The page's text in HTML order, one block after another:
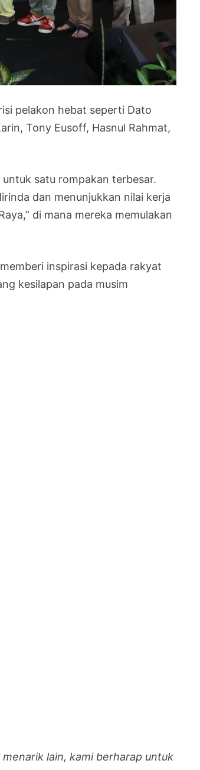
pelakon hebat seperti Dato
Tony Eusoff, Hasnul Rahmat,
satu rompakan terbesar.
dan menunjukkan nilai kerja
di mana mereka memulakan
inspirasi kepada rakyat
kesilapan pada musim
menarik lain,kami berharap untuk